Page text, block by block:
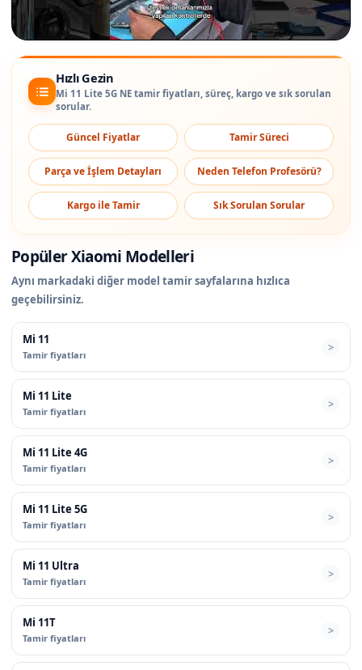
Hızlı Gezin
Mi 11 Lite 5G NE tamir fiyatları, süreç, kargo ve sık sorulan
sorular.
Güncel Fiyatlar Tamir Süreci
Parça ve İşlem Detayları Neden Telefon Profesörü?
Kargo ile Tamir Sık Sorulan Sorular
Popüler Xiaomi Modelleri
Aynı markadaki diğer model tamir sayfalarına hızlıca
geçebilirsiniz.
Mi 11
Tamir fiyatları
Mi 11 Lite
Tamir fiyatları
Mi 11 Lite 4G
Tamir fiyatları
Mi 11 Lite 5G
Tamir fiyatları
Mi 11 Ultra
Tamir fiyatları
Mi 11T
Tamir fiyatları